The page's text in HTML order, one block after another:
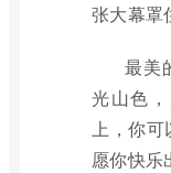
张大幕罩
最美
光山色
上，你可
愿你快乐